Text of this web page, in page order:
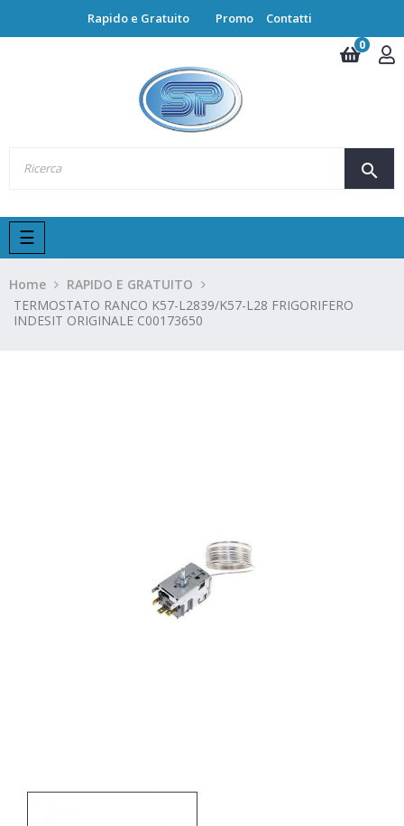
Rapido e Gratuito Promo Contatti
search
0
navigazione
Toggle
☰
Home
RAPIDO E GRATUITO
TERMOSTATO RANCO K57-L2839/K57-L28 FRIGORIFERO
INDESIT ORIGINALE C00173650